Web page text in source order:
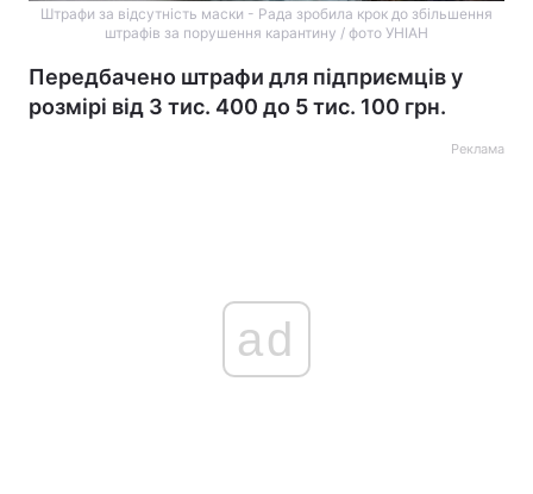
Штрафи за відсутність маски - Рада зробила крок до збільшення
штрафів за порушення карантину / фото УНІАН
Передбачено штрафи для підприємців у
розмірі від 3 тис. 400 до 5 тис. 100 грн.
Реклама
ad